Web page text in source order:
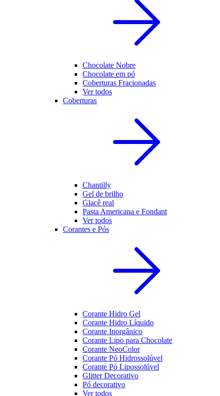
Chocolate Nobre
Chocolate em pó
Coberturas Fracionadas
Ver todos
Coberturas
Chantilly
Gel de brilho
Glacê real
Pasta Americana e Fondant
Ver todos
Corantes e Pós
Corante Hidro Gel
Corante Hidro Líquido
Corante Inorgânico
Corante Lipo para Chocolate
Corante NeoColor
Corante Pó Hidrossolúvel
Corante Pó Lipossolúvel
Glitter Decorativo
Pó decorativo
Ver todos